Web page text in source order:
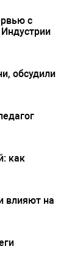
с
обсудили
как
влияют на